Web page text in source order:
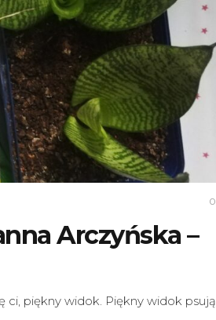
0
Arczyńska –
ci, piękny widok. Piękny widok psują